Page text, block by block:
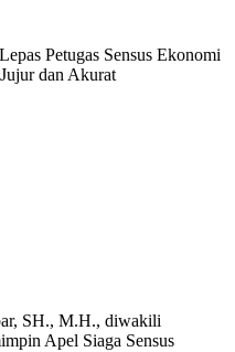
Petugas Sensus Ekonomi
dan Akurat
SH., M.H., diwakili
Apel Siaga Sensus